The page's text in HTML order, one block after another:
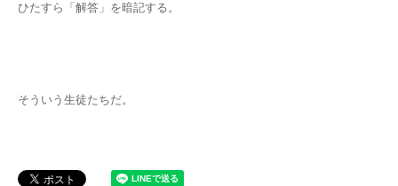
ひたすら「解答」を暗記する。
そういう生徒たちだ。